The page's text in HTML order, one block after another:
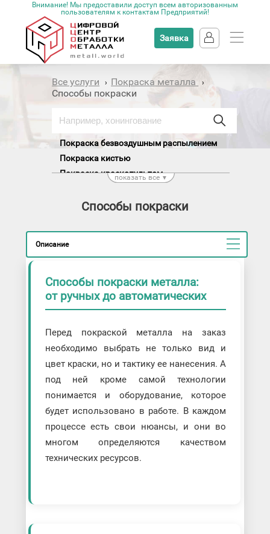
Внимание! Мы предоставили доступ всем авторизованным
пользователям к контактам Предприятий!
Заявка
Все услуги › Покраска металла ›
Способы покраски
Покраска безвоздушным распылением
Покраска кистью
Покраска краскопультом
Покраска электростатическим
Ручная покраска металла
показать все ▼
Способы покраски
Описание
Способы покраски металла:
от ручных до автоматических
Перед покраской металла на заказ
необходимо выбрать не только вид и
цвет краски, но и тактику ее нанесения. А
под ней кроме самой технологии
понимается и оборудование, которое
будет использовано в работе. В каждом
процессе есть свои нюансы, и они во
многом определяются качеством
технических ресурсов.